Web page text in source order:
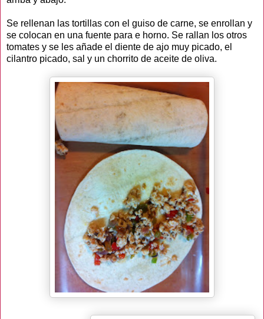
Se rellenan las tortillas con el guiso de carne, se enrollan y
se colocan en una fuente para e horno. Se rallan los otros
tomates y se les añade el diente de ajo muy picado, el
cilantro picado, sal y un chorrito de aceite de oliva.